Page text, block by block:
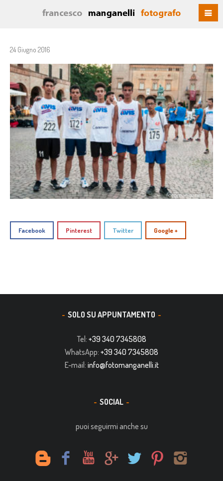
24 Giugno 2016
Facebook Pinterest Twitter Google +
SOLO SU APPUNTAMENTO
Tel: +39 340 7345808
WhatsApp: +39 340 7345808
E-mail: info@fotomanganelli.it
SOCIAL
puoi seguirmi anche su